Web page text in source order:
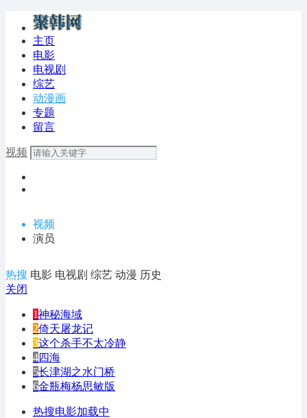
主页
电影
电视剧
综艺
动漫画
专题
留言
视频
视频
演员
热搜 电影 电视剧 综艺 动漫 历史
关闭
1神秘海域
2倚天屠龙记
3这个杀手不太冷静
4四海
5长津湖之水门桥
6金瓶梅杨思敏版
热搜电影加载中